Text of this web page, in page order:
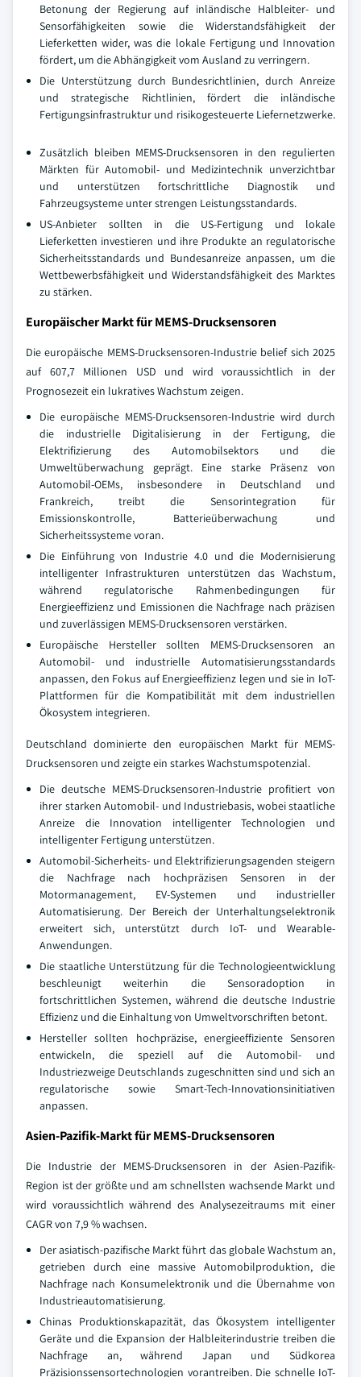
Betonung der Regierung auf inländische Halbleiter- und
Sensorfähigkeiten sowie die Widerstandsfähigkeit der
Lieferketten wider, was die lokale Fertigung und Innovation
fördert, um die Abhängigkeit vom Ausland zu verringern.
Die Unterstützung durch Bundesrichtlinien, durch Anreize
und strategische Richtlinien, fördert die inländische
Fertigungsinfrastruktur und risikogesteuerte Liefernetzwerke.
Zusätzlich bleiben MEMS-Drucksensoren in den regulierten
Märkten für Automobil- und Medizintechnik unverzichtbar
und unterstützen fortschrittliche Diagnostik und
Fahrzeugsysteme unter strengen Leistungsstandards.
US-Anbieter sollten in die US-Fertigung und lokale
Lieferketten investieren und ihre Produkte an regulatorische
Sicherheitsstandards und Bundesanreize anpassen, um die
Wettbewerbsfähigkeit und Widerstandsfähigkeit des Marktes
zu stärken.
Europäischer Markt für MEMS-Drucksensoren
Die europäische MEMS-Drucksensoren-Industrie belief sich 2025
auf 607,7 Millionen USD und wird voraussichtlich in der
Prognosezeit ein lukratives Wachstum zeigen.
Die europäische MEMS-Drucksensoren-Industrie wird durch
die industrielle Digitalisierung in der Fertigung, die
Elektrifizierung des Automobilsektors und die
Umweltüberwachung geprägt. Eine starke Präsenz von
Automobil-OEMs, insbesondere in Deutschland und
Frankreich, treibt die Sensorintegration für
Emissionskontrolle, Batterieüberwachung und
Sicherheitssysteme voran.
Die Einführung von Industrie 4.0 und die Modernisierung
intelligenter Infrastrukturen unterstützen das Wachstum,
während regulatorische Rahmenbedingungen für
Energieeffizienz und Emissionen die Nachfrage nach präzisen
und zuverlässigen MEMS-Drucksensoren verstärken.
Europäische Hersteller sollten MEMS-Drucksensoren an
Automobil- und industrielle Automatisierungsstandards
anpassen, den Fokus auf Energieeffizienz legen und sie in IoT-
Plattformen für die Kompatibilität mit dem industriellen
Ökosystem integrieren.
Deutschland dominierte den europäischen Markt für MEMS-
Drucksensoren und zeigte ein starkes Wachstumspotenzial.
Die deutsche MEMS-Drucksensoren-Industrie profitiert von
ihrer starken Automobil- und Industriebasis, wobei staatliche
Anreize die Innovation intelligenter Technologien und
intelligenter Fertigung unterstützen.
Automobil-Sicherheits- und Elektrifizierungsagenden steigern
die Nachfrage nach hochpräzisen Sensoren in der
Motormanagement, EV-Systemen und industrieller
Automatisierung. Der Bereich der Unterhaltungselektronik
erweitert sich, unterstützt durch IoT- und Wearable-
Anwendungen.
Die staatliche Unterstützung für die Technologieentwicklung
beschleunigt weiterhin die Sensoradoption in
fortschrittlichen Systemen, während die deutsche Industrie
Effizienz und die Einhaltung von Umweltvorschriften betont.
Hersteller sollten hochpräzise, energieeffiziente Sensoren
entwickeln, die speziell auf die Automobil- und
Industriezweige Deutschlands zugeschnitten sind und sich an
regulatorische sowie Smart-Tech-Innovationsinitiativen
anpassen.
Asien-Pazifik-Markt für MEMS-Drucksensoren
Die Industrie der MEMS-Drucksensoren in der Asien-Pazifik-
Region ist der größte und am schnellsten wachsende Markt und
wird voraussichtlich während des Analysezeitraums mit einer
CAGR von 7,9 % wachsen.
Der asiatisch-pazifische Markt führt das globale Wachstum an,
getrieben durch eine massive Automobilproduktion, die
Nachfrage nach Konsumelektronik und die Übernahme von
Industrieautomatisierung.
Chinas Produktionskapazität, das Ökosystem intelligenter
Geräte und die Expansion der Halbleiterindustrie treiben die
Nachfrage an, während Japan und Südkorea
Präzisionssensortechnologien vorantreiben. Die schnelle IoT-